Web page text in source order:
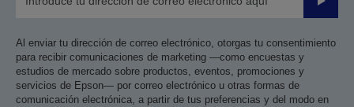
Enviar
Al enviar tu dirección de correo electrónico, otorgas tu consentimiento
para recibir comunicaciones de marketing —como encuestas y
estudios de mercado sobre productos, eventos, promociones y
servicios de Epson— por correo electrónico u otras formas de
comunicación electrónica, a partir de tus preferencias y del modo en